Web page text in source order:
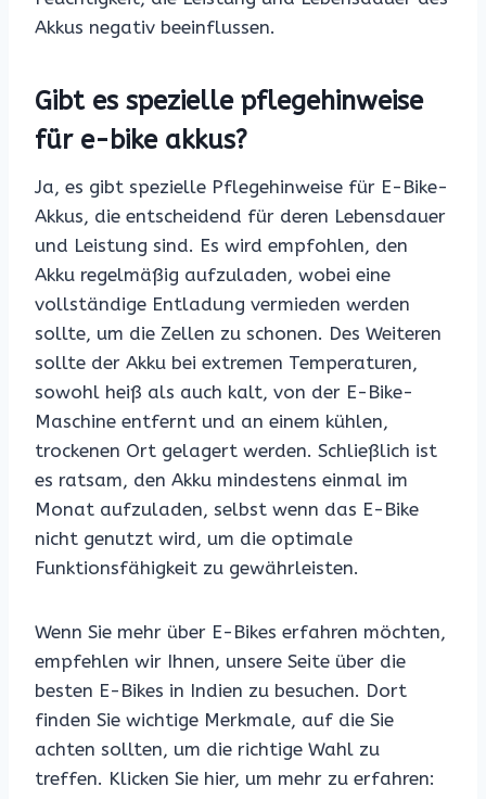
Akkus negativ beeinflussen.
Gibt es spezielle pflegehinweise
für e-bike akkus?
Ja, es gibt spezielle Pflegehinweise für E-Bike-
Akkus, die entscheidend für deren Lebensdauer
und Leistung sind. Es wird empfohlen, den
Akku regelmäßig aufzuladen, wobei eine
vollständige Entladung vermieden werden
sollte, um die Zellen zu schonen. Des Weiteren
sollte der Akku bei extremen Temperaturen,
sowohl heiß als auch kalt, von der E-Bike-
Maschine entfernt und an einem kühlen,
trockenen Ort gelagert werden. Schließlich ist
es ratsam, den Akku mindestens einmal im
Monat aufzuladen, selbst wenn das E-Bike
nicht genutzt wird, um die optimale
Funktionsfähigkeit zu gewährleisten.
Wenn Sie mehr über E-Bikes erfahren möchten,
empfehlen wir Ihnen, unsere Seite über die
besten E-Bikes in Indien zu besuchen. Dort
finden Sie wichtige Merkmale, auf die Sie
achten sollten, um die richtige Wahl zu
treffen. Klicken Sie hier, um mehr zu erfahren: